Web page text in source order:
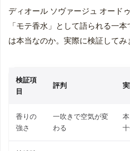
ディオール ソヴァージュ オード
「モテ香水」として語られる一
は本当なのか。実際に検証してみ
検証項
目
評判
香りの
強さ
一吹きで空気が変
わる